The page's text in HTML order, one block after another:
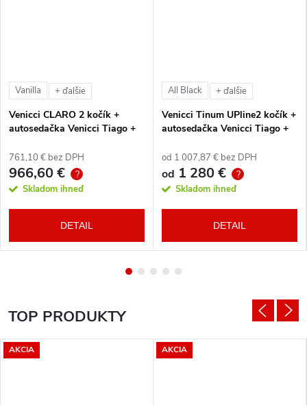
Vanilla + ďalšie
Venicci CLARO 2 kočík +
autosedačka Venicci Tiago +
761,10 € bez DPH
966,60 € ?
Skladom ihneď
DETAIL
All Black + ďalšie
Venicci Tinum UPline2 kočík +
autosedačka Venicci Tiago +
od 1 007,87 € bez DPH
od 1 280 € ?
Skladom ihneď
DETAIL
TOP PRODUKTY
AKCIA AKCIA